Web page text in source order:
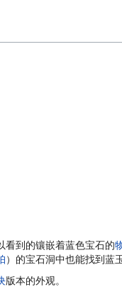
看到的镶嵌着蓝色宝石的
）的宝石洞中也能找到蓝玉
版本的外观。